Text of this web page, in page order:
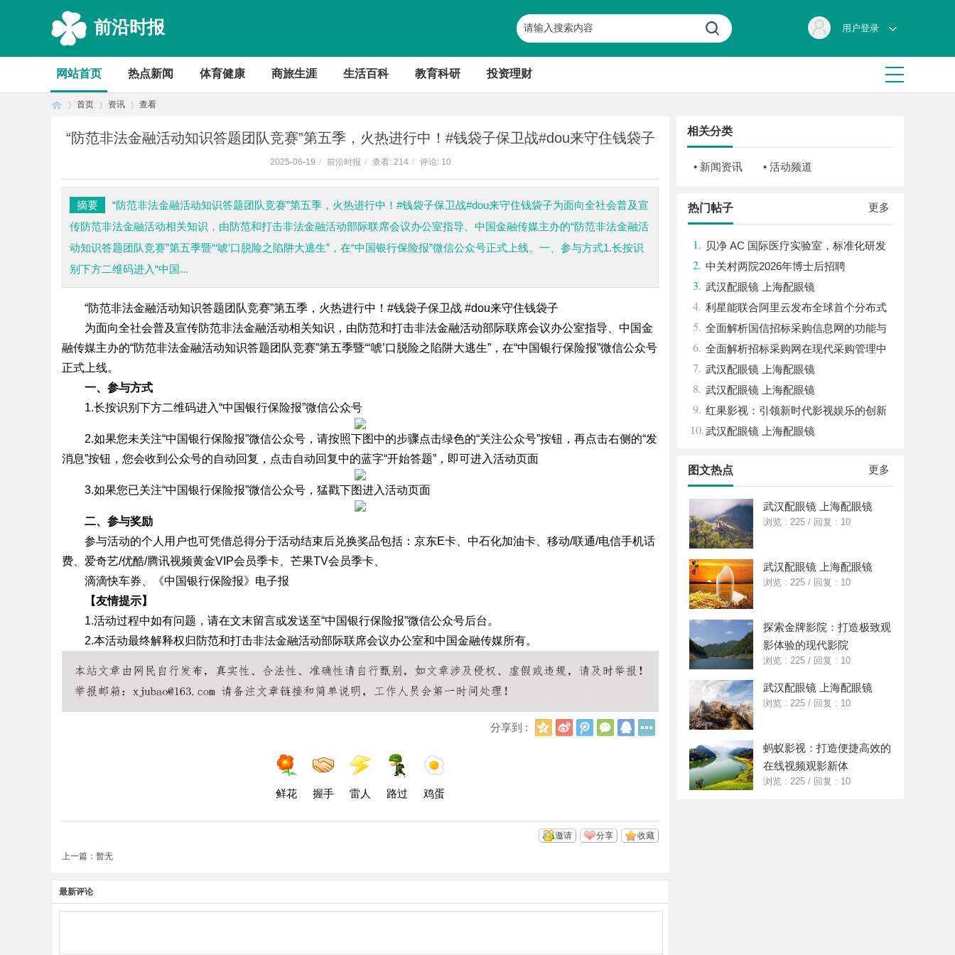
前沿时报 用户登录
网站首页 热点新闻 体育健康 商旅生涯 生活百科 教育科研 投资理财
首页 资讯 查看
“防范非法金融活动知识答题团队竞赛”第五季，火热进行中！#钱袋子保卫战#dou来守住钱袋子
2025-06-19 / 前沿时报 / 查看: 214 / 评论: 10
摘要
“防范非法金融活动知识答题团队竞赛”第五季，火热进行中！#钱袋子保卫战#dou来守住钱袋子为面向全社会普及宣
传防范非法金融活动相关知识，由防范和打击非法金融活动部际联席会议办公室指导、中国金融传媒主办的“防范非法金融活
动知识答题团队竞赛”第五季暨“‘唬’口脱险之陷阱大逃生”，在“中国银行保险报”微信公众号正式上线。一、参与方式1.长按识
别下方二维码进入“中国...
“防范非法金融活动知识答题团队竞赛”第五季，火热进行中！#钱袋子保卫战 #dou来守住钱袋子
为面向全社会普及宣传防范非法金融活动相关知识，由防范和打击非法金融活动部际联席会议办公室指导、中国金
融传媒主办的“防范非法金融活动知识答题团队竞赛”第五季暨“‘唬’口脱险之陷阱大逃生”，在“中国银行保险报”微信公众号
正式上线。
一、参与方式
1.长按识别下方二维码进入“中国银行保险报”微信公众号
2.如果您未关注“中国银行保险报”微信公众号，请按照下图中的步骤点击绿色的“关注公众号”按钮，再点击右侧的“发
消息”按钮，您会收到公众号的自动回复，点击自动回复中的蓝字“开始答题”，即可进入活动页面
3.如果您已关注“中国银行保险报”微信公众号，猛戳下图进入活动页面
二、 参与奖励
参与活动的个人用户也可凭借总得分于活动结束后兑换奖品包括：京东E卡、中石化加油卡、移动/联通/电信手机话
费、爱奇艺/优酷/腾讯视频黄金VIP会员季卡、芒果TV会员季卡、
滴滴快车券、《中国银行保险报》电子报
【友情提示】
1.活动过程中如有问题，请在文末留言或发送至“中国银行保险报”微信公众号后台。
2.本活动最终解释权归防范和打击非法金融活动部际联席会议办公室和中国金融传媒所有。
分享到 :
Q
新
浪
腾
讯
微
信
Q
鲜花 握手 雷人 路过 鸡蛋
收藏
分享
邀请
上一篇：暂无
最新评论
相关分类
• 新闻资讯 • 活动频道
更多
热门帖子
1. 贝净 AC 国际医疗实验室，标准化研发
体系全解析
2. 中关村两院2026年博士后招聘
3. 武汉配眼镜 上海配眼镜
4. 利星能联合阿里云发布全球首个分布式
算电协同解决方案
5. 全面解析国信招标采购信息网的功能与
优势
6. 全面解析招标采购网在现代采购管理中
的重要作用与应用
7. 武汉配眼镜 上海配眼镜
8. 武汉配眼镜 上海配眼镜
9. 红果影视：引领新时代影视娱乐的创新
与变革
10.武汉配眼镜 上海配眼镜
更多
图文热点
武汉配眼镜 上海配眼镜
浏览 : 225 / 回复 : 10
武汉配眼镜 上海配眼镜
浏览 : 225 / 回复 : 10
探索金牌影院：打造极致观
影体验的现代影院
浏览 : 225 / 回复 : 10
武汉配眼镜 上海配眼镜
浏览 : 225 / 回复 : 10
蚂蚁影视：打造便捷高效的
在线视频观影新体
浏览 : 225 / 回复 : 10